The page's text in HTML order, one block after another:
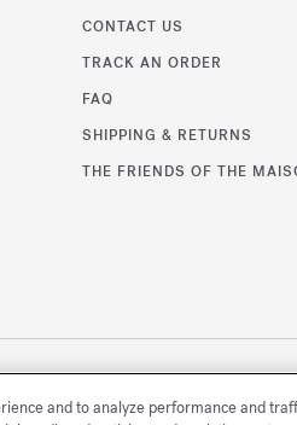
CONTACT US
TRACK AN ORDER
FAQ
SHIPPING & RETURNS
THE FRIENDS OF THE
and to analyze performance and